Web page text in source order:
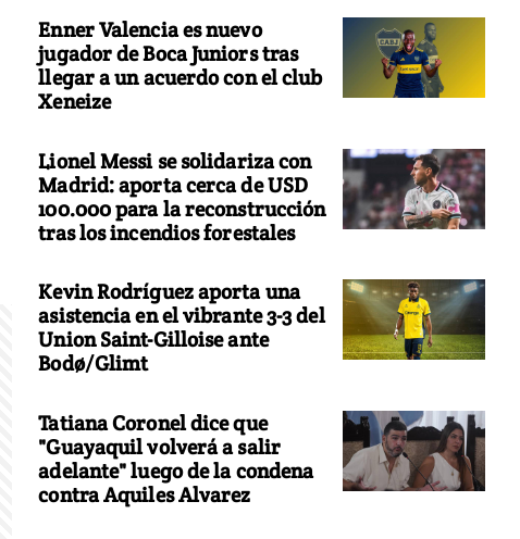
Enner Valencia es nuevo
jugador de Boca Juniors tras
llegar a un acuerdo con el club
Xeneize
Lionel Messi se solidariza con
Madrid: aporta cerca de USD
100.000 para la reconstrucción
tras los incendios forestales
Kevin Rodríguez aporta una
asistencia en el vibrante 3-3 del
Union Saint-Gilloise ante
Bodø/Glimt
Tatiana Coronel dice que
"Guayaquil volverá a salir
adelante" luego de la condena
contra Aquiles Alvarez